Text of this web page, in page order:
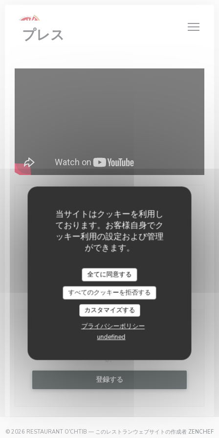
当サイトはクッキーを利用し
ております。お客様自身でク
ッキー利用の設定および管理
ができます。
全てに同意する
すべてのクッキーを拒否する
カスタマイズする
プライバシーポリシー
undefined
プレス
予約
貸し切り
ニュースレター*
る。
登録する
© 2026 RESTAURANT O'CHTIB — このレストランウェブサイトの作成者 ZENCHEF((